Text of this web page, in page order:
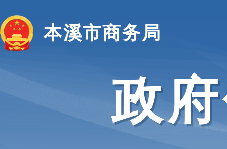
本溪市商务局
政